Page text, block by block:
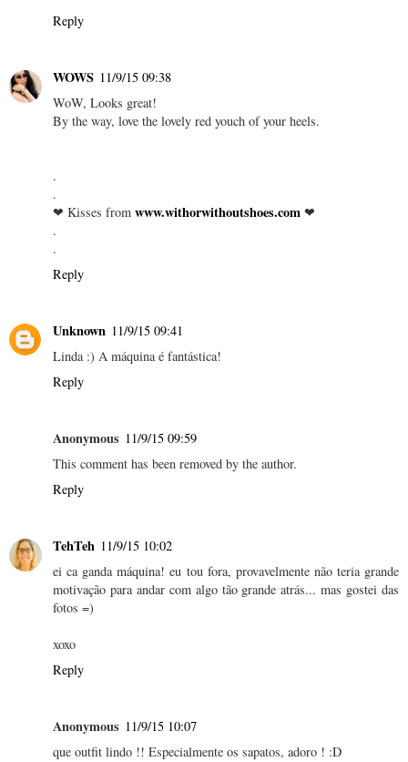
Reply
WOWS 11/9/15 09:38
WoW, Looks great!
By the way, love the lovely red youch of your heels.
.
.
❤ Kisses from www.withorwithoutshoes.com ❤
.
.
Reply
Unknown 11/9/15 09:41
Linda :) A máquina é fantástica!
Reply
Anonymous 11/9/15 09:59
This comment has been removed by the author.
Reply
TehTeh 11/9/15 10:02
ei ca ganda máquina! eu tou fora, provavelmente não teria grande
motivação para andar com algo tão grande atrás... mas gostei das
fotos =)
xoxo
Reply
Anonymous 11/9/15 10:07
que outfit lindo !! Especialmente os sapatos, adoro ! :D